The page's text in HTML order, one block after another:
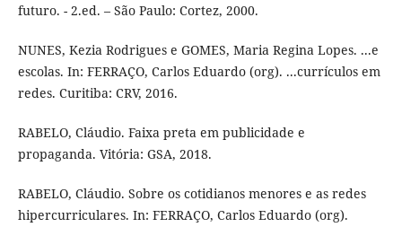
futuro. - 2.ed. – São Paulo: Cortez, 2000.
NUNES, Kezia Rodrigues e GOMES, Maria Regina Lopes. ...e
escolas. In: FERRAÇO, Carlos Eduardo (org). ...currículos em
redes. Curitiba: CRV, 2016.
RABELO, Cláudio. Faixa preta em publicidade e
propaganda. Vitória: GSA, 2018.
RABELO, Cláudio. Sobre os cotidianos menores e as redes
hipercurriculares. In: FERRAÇO, Carlos Eduardo (org).